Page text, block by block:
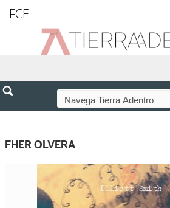
FCE
FHER OLVERA